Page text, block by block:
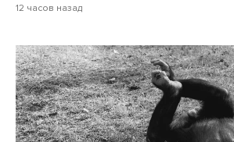
12 часов назад